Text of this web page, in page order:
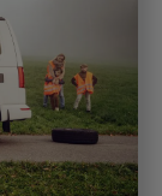
Dominik Mate